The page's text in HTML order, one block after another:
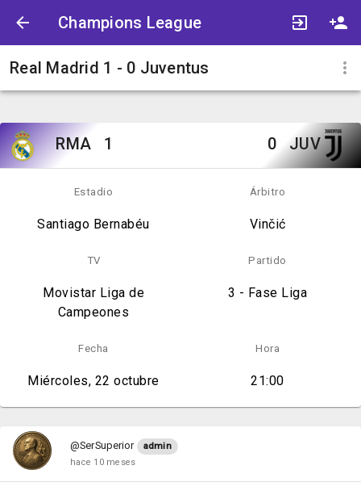
Champions League
Real Madrid 1 - 0 Juventus
RMA 1 0JUV
Estadio
Santiago Bernabéu
Árbitro
Vinčić
TV
Movistar Liga de
Campeones
Partido
3 - Fase Liga
Fecha
Miércoles, 22 octubre
Hora
21:00
@SerSuperior
admin
hace 10 meses